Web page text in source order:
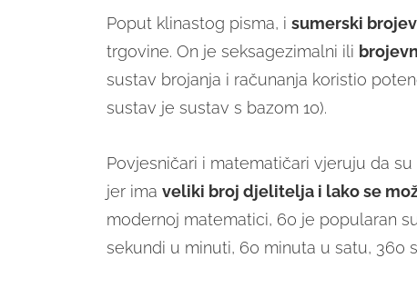
Poput klinastog pisma, i sumerski
trgovine. On je seksagezimalni ili
sustav brojanja i računanja koristio
sustav je sustav s bazom 10).
Povjesničari i matematičari vjeruju da
jer ima veliki broj djelitelja i lako se
modernoj matematici, 60 je popularan
sekundi u minuti, 60 minuta u satu, 360